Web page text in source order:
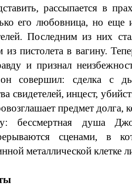
рассыпается в
его любовница, но
Последним из них
из пистолета в вагину.
и признал
совершил: сделка с
свидетелей, инцест,
предмет долга,
бессмертная душа
сценами, в
металлической клетке